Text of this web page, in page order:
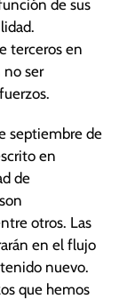
de sus
terceros en
no ser
septiembre de
en
de
otros. Las
en el flujo
nuevo.
que hemos